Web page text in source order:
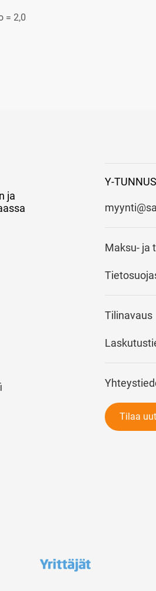
= 2,0
ja
Y-
Maksu- ja
Tilinavaus
Tilaa